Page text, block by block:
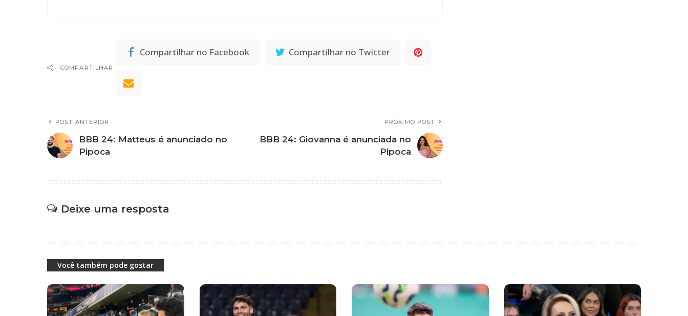
COMPARTILHAR
Compartilhar no Facebook Compartilhar no Twitter
POST ANTERIOR
BBB 24: Matteus é anunciado no
Pipoca
PRÓXIMO POST
BBB 24: Giovanna é anunciada no
Pipoca
Deixe uma resposta
Você também pode gostar